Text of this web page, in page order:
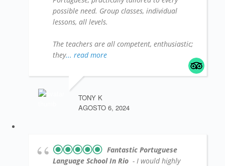
possible need. Group classes, individual
lessons, all levels.
The teachers are all competent, enthusiastic;
they... read more
TONY K
AGOSTO 6, 2024
Fantastic Portuguese
Language School In Rio - I would highly